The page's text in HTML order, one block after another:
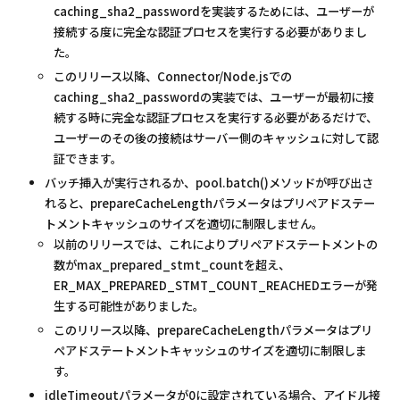
caching_sha2_passwordを実装するためには、ユーザーが
接続する度に完全な認証プロセスを実行する必要がありまし
た。
このリリース以降、Connector/Node.jsでの
caching_sha2_passwordの実装では、ユーザーが最初に接
続する時に完全な認証プロセスを実行する必要があるだけで、
ユーザーのその後の接続はサーバー側のキャッシュに対して認
証できます。
バッチ挿入が実行されるか、pool.batch()メソッドが呼び出さ
れると、prepareCacheLengthパラメータはプリペアドステー
トメントキャッシュのサイズを適切に制限しません。
以前のリリースでは、これによりプリペアドステートメントの
数がmax_prepared_stmt_countを超え、
ER_MAX_PREPARED_STMT_COUNT_REACHEDエラーが発
生する可能性がありました。
このリリース以降、prepareCacheLengthパラメータはプリ
ペアドステートメントキャッシュのサイズを適切に制限しま
す。
idleTimeoutパラメータが0に設定されている場合、アイドル接